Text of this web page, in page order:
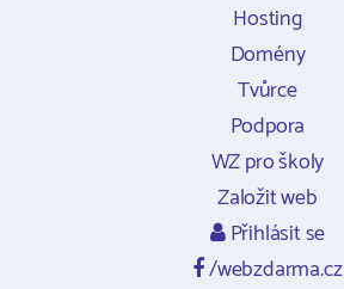
Hosting
Domény
Tvůrce
Podpora
WZ pro školy
Založit web
Přihlásit se
/webzdarma.cz